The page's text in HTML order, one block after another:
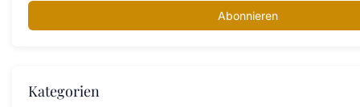
Abonnieren
Kategorien